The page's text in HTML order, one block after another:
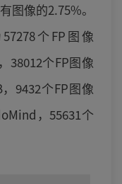
图像的2.75%。
个FP图像
38012个FP图像
，9432个FP图像
，55631个